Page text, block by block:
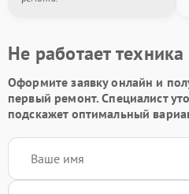
Не работает техника
Оформите заявку онлайн и
первый ремонт. Специалист
подскажет оптимальный